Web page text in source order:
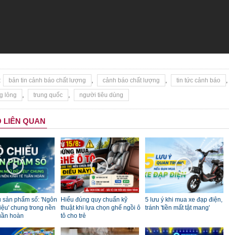
bản tin cảnh báo chất lượng , cảnh báo chất lượng , tin tức cảnh báo ,
lỏng , trung quốc , người tiêu dùng
LIÊN QUAN
sản phẩm số: 'Ngôn
chung trong nền
hoàn
Hiểu đúng quy chuẩn kỹ
thuật khi lựa chọn ghế ngồi ô
tô cho trẻ
5 lưu ý khi mua xe đạp điện,
tránh 'tiền mất tật mang'